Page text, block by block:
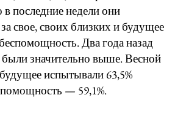
в последние недели они
свое, своих близких и будущее
Два года назад
были значительно выше. Весной
испытывали 63,5%
— 59,1%.